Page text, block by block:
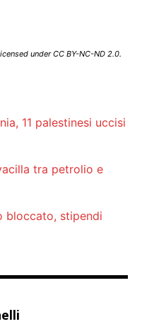
under CC BY-NC-ND 2.0.
11 palestinesi uccisi
tra petrolio e
bloccato, stipendi